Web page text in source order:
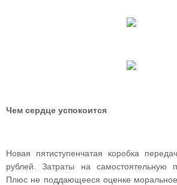
Чем сердце успокоится
Новая пятиступенчатая коробка
рублей. Затраты на самостоятельную
Плюс не поддающееся оценке